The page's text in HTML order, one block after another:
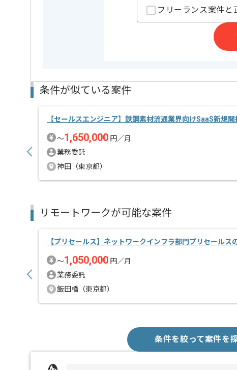
ネットワークエンジニアとしての実務経験を活かしたい方
基本的には一部リモートでの作業を見込んでおります。
フリーランス案件と
条件が似ている案件
【セールスエンジニア】鉄鋼素材流通業界向けSaaS新規
〜1,650,000 円／月
業務委託
神田（東京都）
リモートワークが可能な案件
【プリセールス】ネットワークインフラ部門プリセールス
〜1,050,000 円／月
業務委託
飯田橋（東京都）
条件を絞って案件を